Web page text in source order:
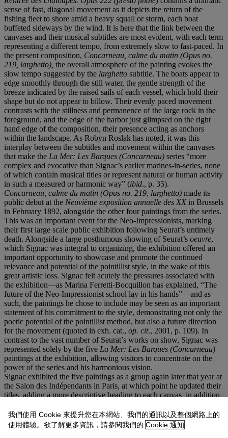
sense of fast, diagonal movement as it depicts the return of the
fishing fleet to shore amid a heavy squall or storm, each boat
buffeted sideways by the wind. It is here that the link between the
canvases and their musical subtitles are most evident, with each term
representing a different tempo, from extremely slow to fast-paced. In
the present composition, Concarneau, calme du matin (Opus no.
219, larghetto) the overall atmosphere of the painting evokes the
slow tempo suggested by the larghetto subtitle. The boats appear to
edge smoothly through the still water, the gentle strength of the
breeze indicated by the raised sails of each vessel, which hold their
shape but do not appear to billow. Their evenly paced movement
contrasts with the stillness and permanence of the large rock in the
foreground, and the edge of the harbor just glimpsed on the right
hand edge of the composition, their presence acting as anchors
within the landscape. As Robyn Roslak has noted, it was this
interplay between the subtitles and movement within the canvases
that make the La Mer: Les Barques (Concarneau) series “more
complex and evocative than Signac’s earlier marines-in-series, none
of which contain musical titles or represent natural or human activity
in such a measured or harmonic way” (ibid., p. 35).
Concarneau, calme du matin (Opus no. 219, larghetto) made its
public debut at the Neuvième exposition annuelle des XX in Brussels
in February 1892, alongside the other four paintings from the series.
This was an important event for the Neo-Impressionists, marking
their first large scale public exhibition following Seurat’s untimely
death. Alongside a large posthumous showing of Seurat’s oeuvre,
which Signac was integral to organizing, the exhibition offered an
important opportunity to showcase and promote the continued
relevance and potential of the pointillist style, in the wake of this
great artistic loss. Signac felt acutely the pressures associated with
the exhibition—as Marina Ferretti-Bocquillon has explained, “The
future of the Neo-Impressionist school lay in his hands”—and as
such, the paintings he chose to include may be seen as an important
statement of his commitment to the style, demonstrating not only the
poetic potential of the pointillist method, but also a future direction
for the movement (quoted in exh. cat., op. cit., 2001, p. 109). In
contrast to the vast number of Seurat’s works on show, Signac was
represented solely by the five La Mer: Les Barques (Concarneau)
paintings at the exhibition, allowing visitors to concentrate on the
power of the series and his harmonious vision.
Signac exhibited the five paintings as a group again later that year at
the Salon des Indépendants in Paris, at which point he updated their
titles, adding a more descriptive heading to each canvas, in addition
favourable attention from critics reviewing the show, with Edmond
Cousturier writing: “With the recent pages of his symphonic
M. Signac continues to grace his canvases with the most lavish
我們使用 Cookie 來提升您在本網站、我們的通訊以及整個網路上的
使用體驗。欲了解更多資訊，請參閱我們的 Cookie 通知